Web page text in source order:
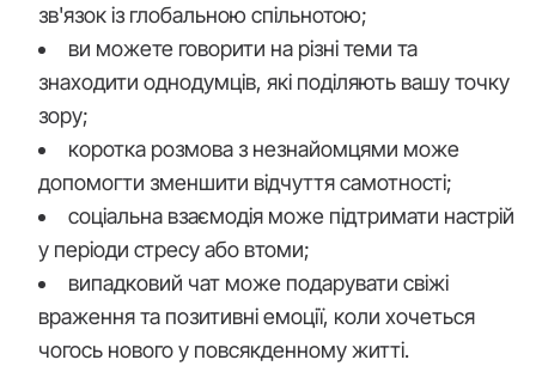
зв'язок із глобальною спільнотою;
ви можете говорити на різні теми та
знаходити однодумців, які поділяють вашу точку
зору;
коротка розмова з незнайомцями може
допомогти зменшити відчуття самотності;
соціальна взаємодія може підтримати настрій
у періоди стресу або втоми;
випадковий чат може подарувати свіжі
враження та позитивні емоції, коли хочеться
чогось нового у повсякденному житті.